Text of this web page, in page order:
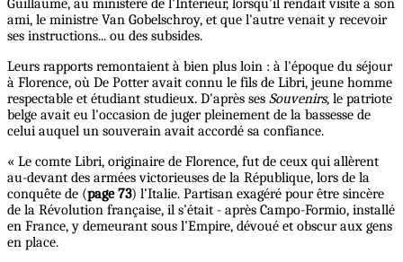
ami, le ministre Van Gobelschroy, et que l'autre venait y recevoir
ses instructions... ou des subsides.
Leurs rapports remontaient à bien plus loin : à l'époque du séjour
à Florence, où De Potter avait connu le fils de Libri, jeune homme
respectable et étudiant studieux. D'après ses Souvenirs, le patriote
belge avait eu l'occasion de juger pleinement de la bassesse de
celui auquel un souverain avait accordé sa confiance.
« Le comte Libri, originaire de Florence, fut de ceux qui allèrent
au-devant des armées victorieuses de la République, lors de la
conquête de (page 73) l’Italie. Partisan exagéré pour être sincère
de la Révolution française, il s’était - après Campo-Formio, installé
en France, y demeurant sous l’Empire, dévoué et obscur aux gens
en place.